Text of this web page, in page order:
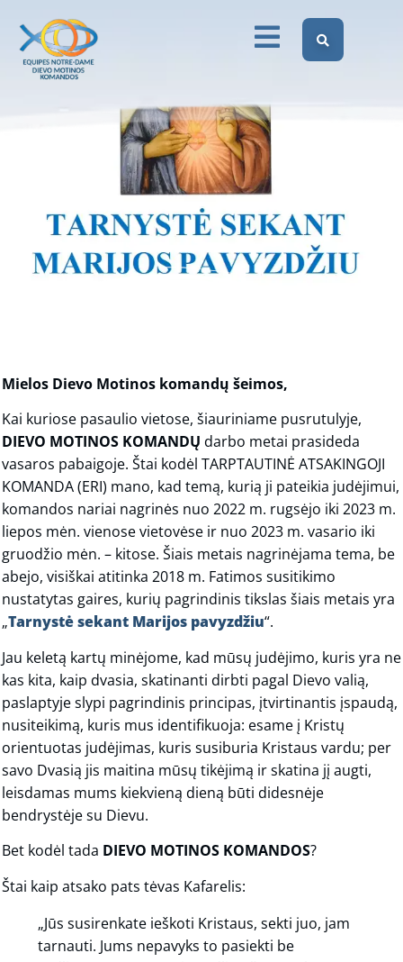
Dievo Motinos Komandos Lietuvoje
Skelbimai
Nauja tema „Tarnystė sekant Marijos pavyzdžiu“
Mielos Dievo Motinos komandų šeimos,
Kai kuriose pasaulio vietose, šiauriniame pusrutulyje,
DIEVO MOTINOS KOMANDŲ darbo metai prasideda
vasaros pabaigoje. Štai kodėl TARPTAUTINĖ ATSAKINGOJI
KOMANDA (ERI) mano, kad temą, kurią ji pateikia judėjimui,
komandos nariai nagrinės nuo 2022 m. rugsėjo iki 2023 m.
liepos mėn. vienose vietovėse ir nuo 2023 m. vasario iki
gruodžio mėn. – kitose. Šiais metais nagrinėjama tema, be
abejo, visiškai atitinka 2018 m. Fatimos susitikimo
nustatytas gaires, kurių pagrindinis tikslas šiais metais yra
„Tarnystėsekant Marijos pavyzdžiu“.
Jau keletą kartų minėjome, kad mūsų judėjimo, kuris yra ne
kas kita, kaip dvasia, skatinanti dirbti pagal Dievo valią,
paslaptyje slypi pagrindinis principas, įtvirtinantis įspaudą,
nusiteikimą, kuris mus identifikuoja: esame į Kristų
orientuotas judėjimas, kuris susiburia Kristaus vardu; per
savo Dvasią jis maitina mūsų tikėjimą ir skatina jį augti,
leisdamas mums kiekvieną dieną būti didesnėje
bendrystėje su Dievu.
Bet kodėl tada DIEVO MOTINOS KOMANDOS?
Štai kaip atsako pats tėvas Kafarelis:
„Jūs susirenkate ieškoti Kristaus, sekti juo, jam
tarnauti. Jums nepavyks to pasiekti be